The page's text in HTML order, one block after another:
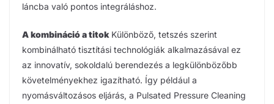
láncba való pontos integráláshoz.
A kombináció a titokKülönböző, tetszés szerint
kombinálható tisztítási technológiák alkalmazásával ez
az innovatív, sokoldalú berendezés a legkülönbözőbb
követelményekhez igazítható. Így például a
nyomásváltozásos eljárás, a Pulsated Pressure Cleaning